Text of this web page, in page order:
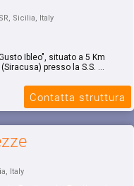
Sicilia, Italy
Ibleo", situato a 5 Km
presso la S.S. ...
Contatta struttura
Italy